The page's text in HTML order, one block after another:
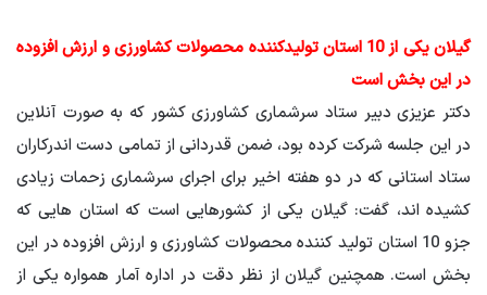
گیلان یکی از 10 استان تولیدکننده محصولات کشاورزی و ارزش افزوده
در این بخش است
دکتر عزیزی دبیر ستاد سرشماری کشاورزی کشور که به صورت آنلاین
در این جلسه شرکت کرده بود، ضمن قدردانی از تمامی دست اندرکاران
ستاد استانی که در دو هفته اخیر برای اجرای سرشماری زحمات زیادی
کشیده اند، گفت: گیلان یکی از کشورهایی است که استان هایی که
جزو 10 استان تولید کننده محصولات کشاورزی و ارزش افزوده در این
بخش است. همچنین گیلان از نظر دقت در اداره آمار همواره یکی از